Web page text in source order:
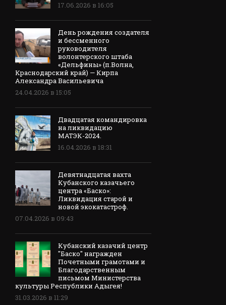
17.06.2026 в 16:05
День рождения создателя
и бессменного
руководителя
волонтерского штаба
«Дельфины» (п.Волна,
Краснодарский край) — Кирпа
Александра Васильевича
24.04.2026 в 15:05
Двадцатая командировка
на ликвидацию
МАТЭК-2024.
16.04.2026 в 18:31
Девятнадцатая вахта
Кубанского казачьего
центра «Баско»:
Ликвидация старой и
новой экокатастроф.
07.04.2026 в 09:43
Кубанский казачий центр
"Баско" награжден
Почетными грамотами и
Благодарственным
письмом Министерства
культуры Республики Адыгея!
31.03.2026 в 11:29